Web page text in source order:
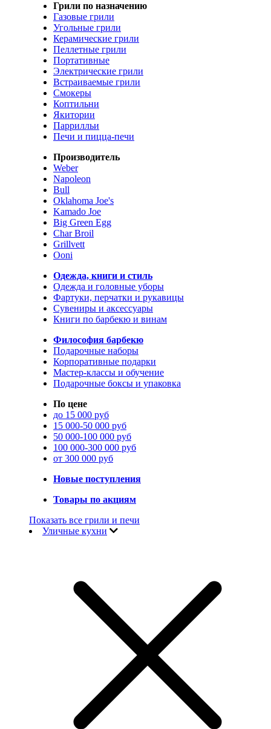
Грили по назначению
Газовые грили
Угольные грили
Керамические грили
Пеллетные грили
Портативные
Электрические грили
Встраиваемые грили
Смокеры
Коптильни
Якитории
Паррилльи
Печи и пицца-печи
Производитель
Weber
Napoleon
Bull
Oklahoma Joe's
Kamado Joe
Big Green Egg
Char Broil
Grillvett
Ooni
Одежда, книги и стиль
Одежда и головные уборы
Фартуки, перчатки и рукавицы
Сувениры и аксессуары
Книги по барбекю и винам
Философия барбекю
Подарочные наборы
Корпоративные подарки
Мастер-классы и обучение
Подарочные боксы и упаковка
По цене
до 15 000 руб
15 000-50 000 руб
50 000-100 000 руб
100 000-300 000 руб
от 300 000 руб
Новые поступления
Товары по акциям
Показать все грили и печи
Уличные кухни